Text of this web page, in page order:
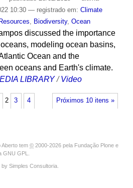
10:30 — registrado em: Climate
, Biodiversity, Ocean
discussed the importance
modeling ocean basins,
Ocean and the
oceans and Earth's climate.
LIBRARY /Video
Próximos 10 itens »
2 3 4
Aberto tem © 2000-2026 pela Fundação Plone e
GNU GPL
by Simples Consultoria